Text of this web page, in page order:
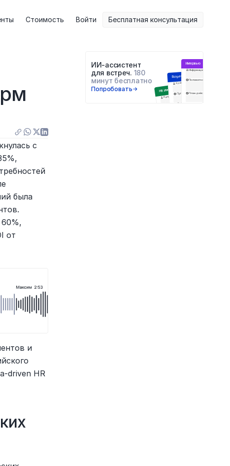
Стоимость Войти Бесплатная консультация
с
была
от
и
driven HR
ИИ-ассистент
для встреч. 180
минут бесплатно
Попробовать HR Интервью
Кандидат
Встреча с клиентом
Клиент
Проблемы и блокеры
Последующие шаги
Интервью
Информация о респонденте
Положительное
План действий